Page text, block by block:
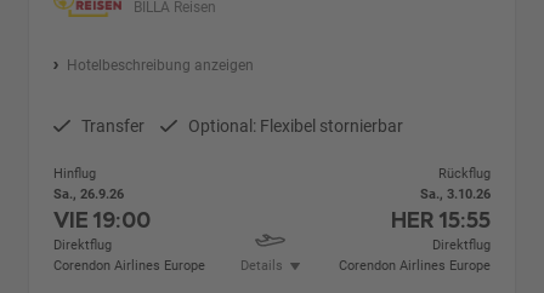
BILLA Reisen
Hotelbeschreibung anzeigen
Transfer Optional: Flexibel stornierbar
Hinflug
Sa., 26.9.26
VIE19:00
Direktflug
Corendon Airlines Europe
Details
Rückflug
Sa., 3.10.26
HER 15:55
Direktflug
Corendon Airlines Europe